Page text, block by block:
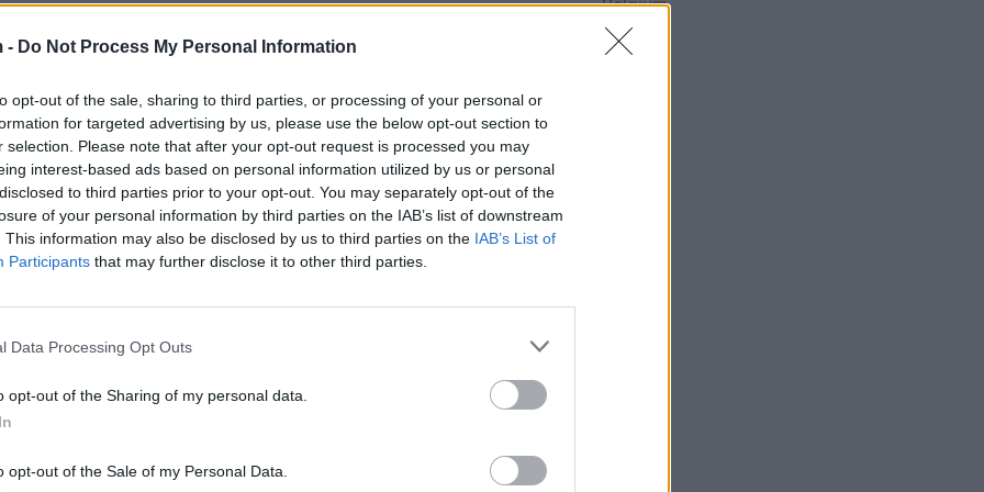
- Do Not Process My Personal Information
opt-out of the sale, sharing to third parties, or processing of your personal or
for targeted advertising by us, please use the below opt-out section to
selection. Please note that after your opt-out request is processed you may
interest-based ads based on personal information utilized by us or personal
to third parties prior to your opt-out. You may separately opt-out of the
of your personal information by third parties on the IAB’s list of downstream
This information may also be disclosed by us to third parties on the IAB’s List of
Participants that may further disclose it to other third parties.
Data Processing Opt Outs
opt-out of the Sharing of my personal data.
opt-out of the Sale of my Personal Data.
O.G, u është shprehur se ajo e kishte hedhur fëmijën e
në lëvizje, duke kërkuar beben përgjatë bregut të Lumit
përfshirë edhe banorët e fshatit Myselim që kanë
dhe pak mosbesuese ndaj deklarimeve të O.G, i janë
në gjetjen e bebes. Policia ka kontaktuar me O. G, e
kishte lindur një fëmijë të seksit mashkull, dhe kishte
nuk kishte marë pagesën.
kam marrë një taksi dhe jam nisur në drejtim të fshatit
Myselim në këmbë, me bebin në dorë dhe dy qese